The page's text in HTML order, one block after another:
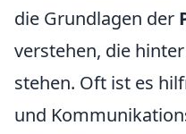
die Grundlagen der
verstehen, die
stehen. Oft ist es
und